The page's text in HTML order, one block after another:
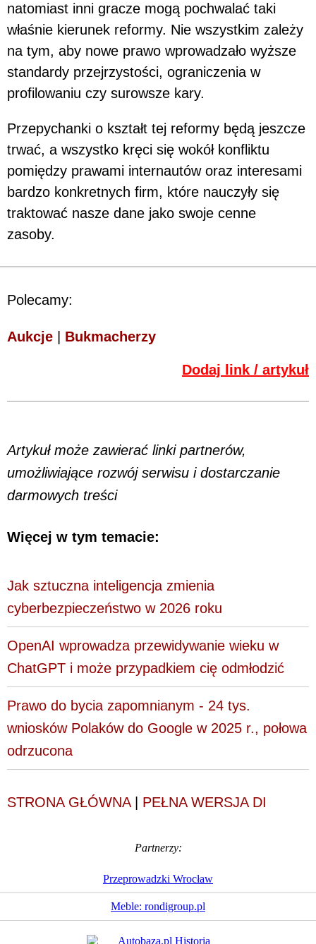
natomiast inni gracze mogą pochwalać taki
właśnie kierunek reformy. Nie wszystkim zależy
na tym, aby nowe prawo wprowadzało wyższe
standardy przejrzystości, ograniczenia w
profilowaniu czy surowsze kary.
Przepychanki o kształt tej reformy będą jeszcze
trwać, a wszystko kręci się wokół konfliktu
pomiędzy prawami internautów oraz interesami
bardzo konkretnych firm, które nauczyły się
traktować nasze dane jako swoje cenne
zasoby.
Polecamy:
Aukcje Bukmacherzy
Dodaj link / artykuł
Artykuł może zawierać linki partnerów,
umożliwiające rozwój serwisu i dostarczanie
darmowych treści
Więcej w tym temacie:
Jak sztuczna inteligencja zmienia
cyberbezpieczeństwo w 2026 roku
OpenAI wprowadza przewidywanie wieku w
ChatGPT i może przypadkiem cię odmłodzić
Prawo do bycia zapomnianym - 24 tys.
wniosków Polaków do Google w 2025 r., połowa
odrzucona
STRONA GŁÓWNA| PEŁNA WERSJA DI
Partnerzy:
Przeprowadzki Wrocław
Meble: rondigroup.pl